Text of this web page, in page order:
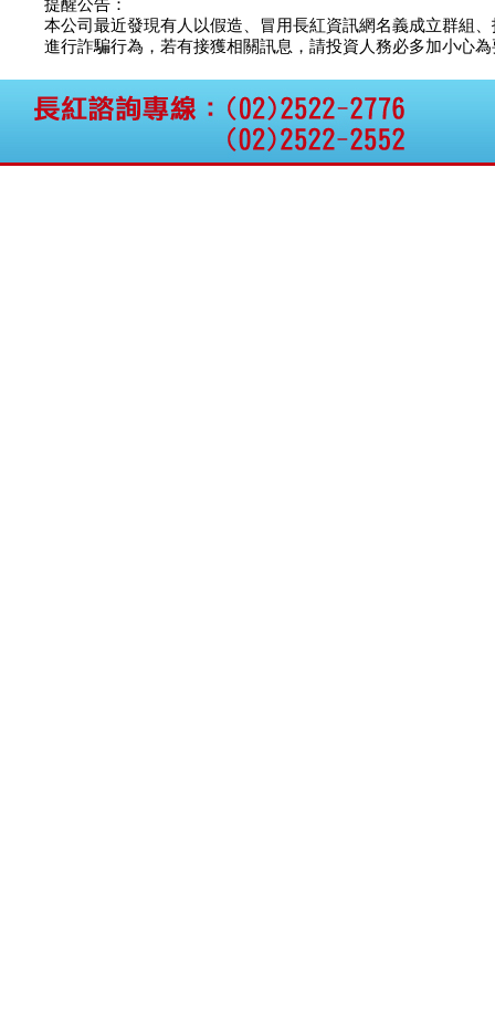
提醒公告：
本公司最近發現有人以假造、冒用長紅資訊網名義成立群組
進行詐騙行為，若有接獲相關訊息，請投資人務必多加小心